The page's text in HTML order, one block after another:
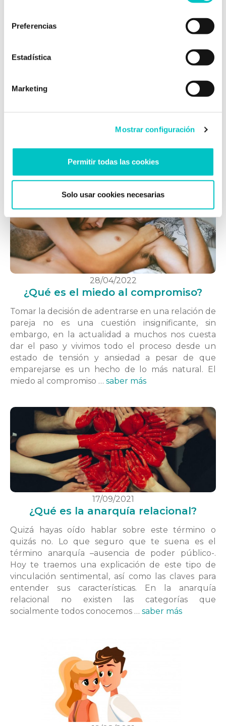
Preferencias
Estadística
Marketing
Mostrar configuración
Permitir todas las cookies
Solo usar cookies necesarias
En consulta escucho a muchas personas decir que
pero lo normal”… y eso, no es muy sano. Una
manera bidireccional, es decir, desde ambos
miembros de la pareja. Una …saber más
28/04/2022
¿Qué es el miedo al compromiso?
Tomar la decisión de adentrarse en una relación de
pareja no es una cuestión insignificante, sin
embargo, en la actualidad a muchos nos cuesta
dar el paso y vivimos todo el proceso desde un
estado de tensión y ansiedad a pesar de que
emparejarse es un hecho de lo más natural. El
miedo al compromiso … saber más
17/09/2021
¿Qué es la anarquía relacional?
Quizá hayas oído hablar sobre este término o
quizás no. Lo que seguro que te suena es el
término anarquía –ausencia de poder público-.
Hoy te traemos una explicación de este tipo de
vinculación sentimental, así como las claves para
entender sus características. En la anarquía
relacional no existen las categorías que
socialmente todos conocemos … saber más